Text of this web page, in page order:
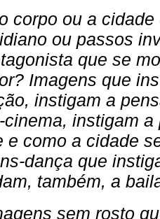
corpo ou a
ou passos
que se
Imagens que
instigam a
cinema, instigam
e como a cidade
dança que
também, a
sem rosto